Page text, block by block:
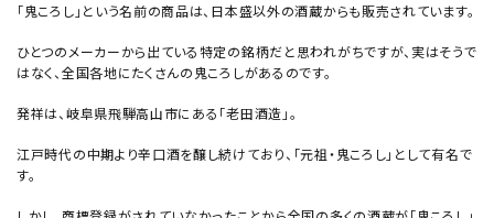
「鬼ころし」という名前の商品は、日本盛以外の酒蔵からも販売されています。
ひとつのメーカーから出ている特定の銘柄だと思われがちですが、実はそうで
はなく、全国各地にたくさんの鬼ころしがあるのです。
発祥は、岐阜県飛騨高山市にある「老田酒造」。
江戸時代の中期より辛口酒を醸し続けており、「元祖・鬼ころし」として有名で
す。